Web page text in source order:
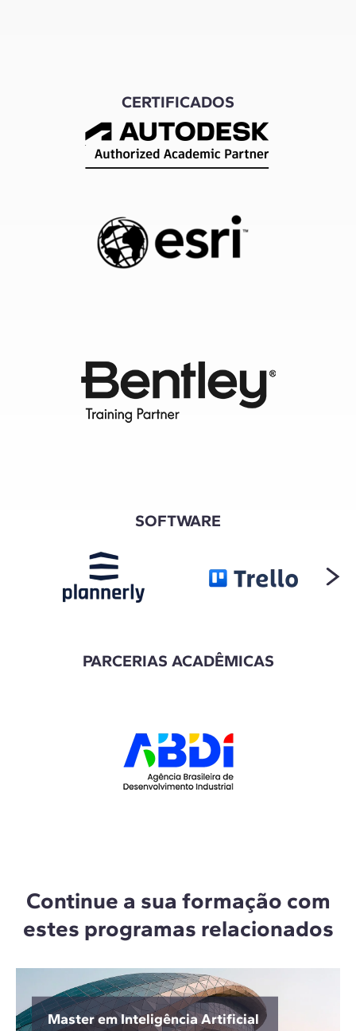
CERTIFICADOS
SOFTWARE
PARCERIAS ACADÊMICAS
Continue a sua formação com
estes programas relacionados
Master em Inteligência Artificial